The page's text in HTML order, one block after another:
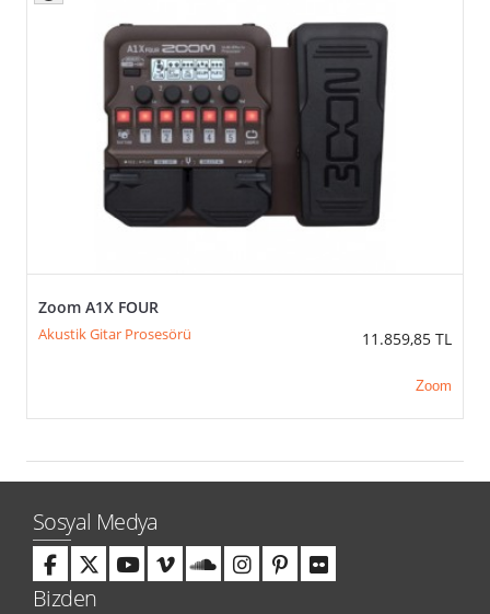
Zoom A1X FOUR
Akustik Gitar Prosesörü 11.859,85 TL
Zoom
Sosyal Medya
Bizden